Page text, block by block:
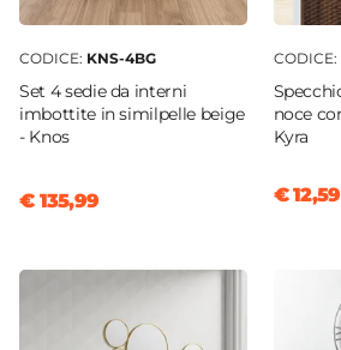
CODICE: KNS-4BG
Set 4 sedie da interni
imbottite in similpelle beige
- Knos
€ 135,99
CODICE:
noce
Kyra
€ 12,59